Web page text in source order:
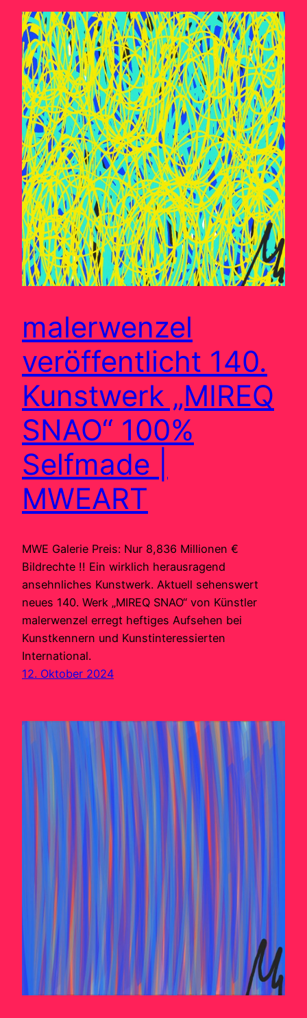
malerwenzel
veröffentlicht 140.
Kunstwerk „MIREQ
SNAO“ 100%
Selfmade |
MWEART
MWE Galerie Preis: Nur 8,836 Millionen €
Bildrechte !! Ein wirklich herausragend
ansehnliches Kunstwerk. Aktuell sehenswert
neues 140. Werk „MIREQ SNAO“ von Künstler
malerwenzel erregt heftiges Aufsehen bei
Kunstkennern und Kunstinteressierten
International.
12. Oktober 2024